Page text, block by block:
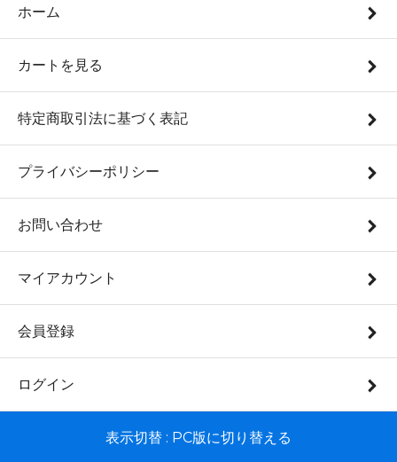
ホーム
カートを見る
特定商取引法に基づく表記
プライバシーポリシー
お問い合わせ
マイアカウント
会員登録
ログイン
表示切替 : PC版に切り替える